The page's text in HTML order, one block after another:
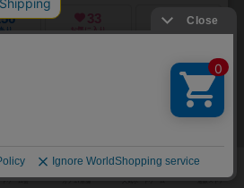
り
33
お気に入り
116
of Andor: The Star Shield